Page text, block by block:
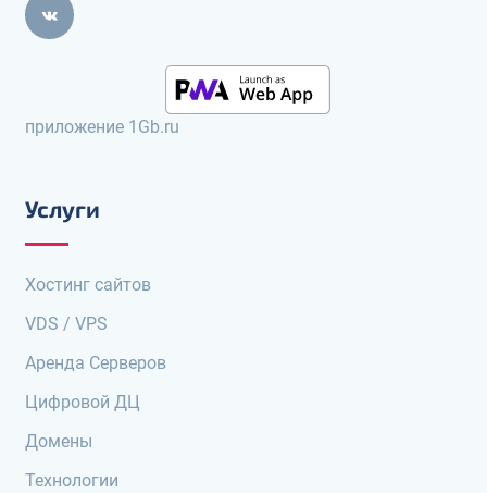
приложение 1Gb.ru
Услуги
Хостинг сайтов
VDS / VPS
Аренда Серверов
Цифровой ДЦ
Домены
Технологии